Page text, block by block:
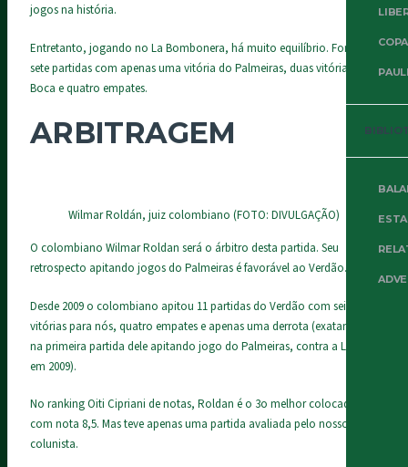
jogos na história.
Entretanto, jogando no La Bombonera, há muito equilíbrio. Foram
sete partidas com apenas uma vitória do Palmeiras, duas vitórias do
Boca e quatro empates.
ARBITRAGEM
Wilmar Roldán, juiz colombiano (FOTO: DIVULGAÇÃO)
O colombiano Wilmar Roldan será o árbitro desta partida. Seu
retrospecto apitando jogos do Palmeiras é favorável ao Verdão.
Desde 2009 o colombiano apitou 11 partidas do Verdão com seis
vitórias para nós, quatro empates e apenas uma derrota (exatamente
na primeira partida dele apitando jogo do Palmeiras, contra a LDU
em 2009).
No ranking Oiti Cipriani de notas, Roldan é o 3o melhor colocado
com nota 8,5. Mas teve apenas uma partida avaliada pelo nosso
colunista.